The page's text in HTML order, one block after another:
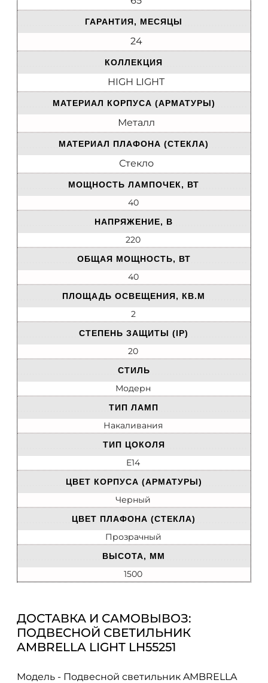
ГАРАНТИЯ, МЕСЯЦЫ
24
КОЛЛЕКЦИЯ
HIGH LIGHT
МАТЕРИАЛ КОРПУСА (АРМАТУРЫ)
Металл
МАТЕРИАЛ ПЛАФОНА (СТЕКЛА)
Стекло
МОЩНОСТЬ ЛАМПОЧЕК, ВТ
40
НАПРЯЖЕНИЕ, В
220
ОБЩАЯ МОЩНОСТЬ, ВТ
40
ПЛОЩАДЬ ОСВЕЩЕНИЯ, КВ.М
2
СТЕПЕНЬ ЗАЩИТЫ (IP)
20
СТИЛЬ
Модерн
ТИП ЛАМП
Накаливания
ТИП ЦОКОЛЯ
E14
ЦВЕТ КОРПУСА (АРМАТУРЫ)
Черный
ЦВЕТ ПЛАФОНА (СТЕКЛА)
Прозрачный
ВЫСОТА, ММ
1500
ДОСТАВКА И САМОВЫВОЗ:
ПОДВЕСНОЙ СВЕТИЛЬНИК
AMBRELLA LIGHT LH55251
Модель - Подвесной светильник AMBRELLA